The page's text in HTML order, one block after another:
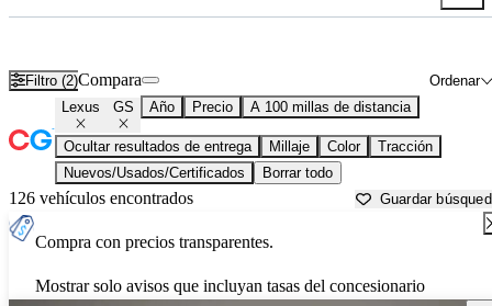
Filtro (2) Ordenar
Compara
Lexus GS Año Precio A 100 millas de distancia
Ocultar resultados de entrega Millaje Color
Tracción
Nuevos/Usados/Certificados
Borrar todo
126 vehículos encontrados Guardar
Compra con precios transparentes.
Mostrar solo avisos que incluyan tasas del concesionario